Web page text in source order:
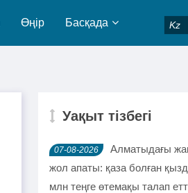
Kz
Өңір Басқада
Уақыт тізбегі
07-08-2026
Алматыдағы
жол апаты: қаза болған
млн теңге өтемақы талап